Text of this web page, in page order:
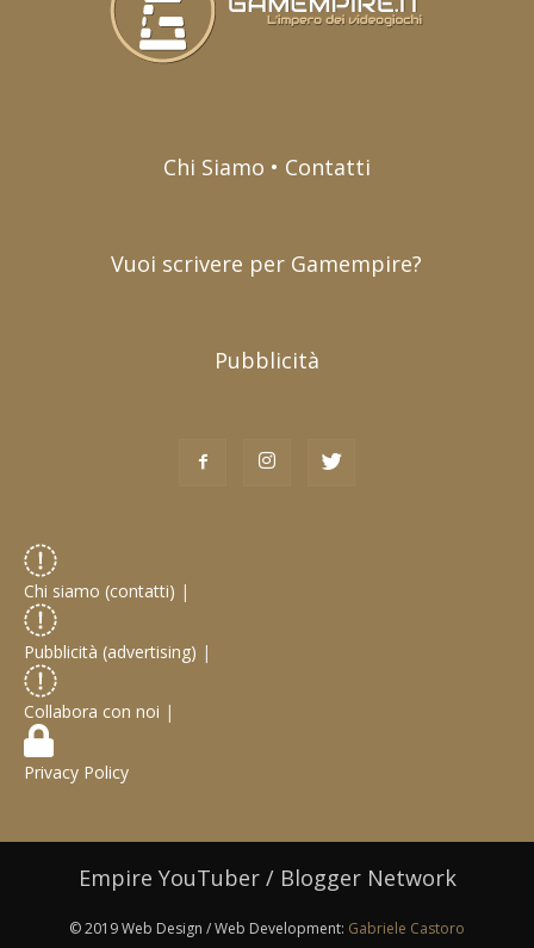
Chi Siamo • Contatti
Vuoi scrivere per Gamempire?
Pubblicità
Chi siamo (contatti) |
Pubblicità (advertising) |
Collabora con noi |
Privacy Policy
Empire YouTuber / Blogger Network
© 2019 Web Design / Web Development: Gabriele Castoro